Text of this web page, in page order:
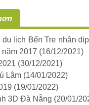
lịch Bến Tre nhân
năm 2017 (16/12/2021)
(30/12/2021)
Lâm (14/01/2022)
(19/01/2022)
3D Đà Nẵng (20/01/